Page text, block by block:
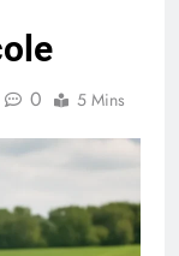
0 5 Mins